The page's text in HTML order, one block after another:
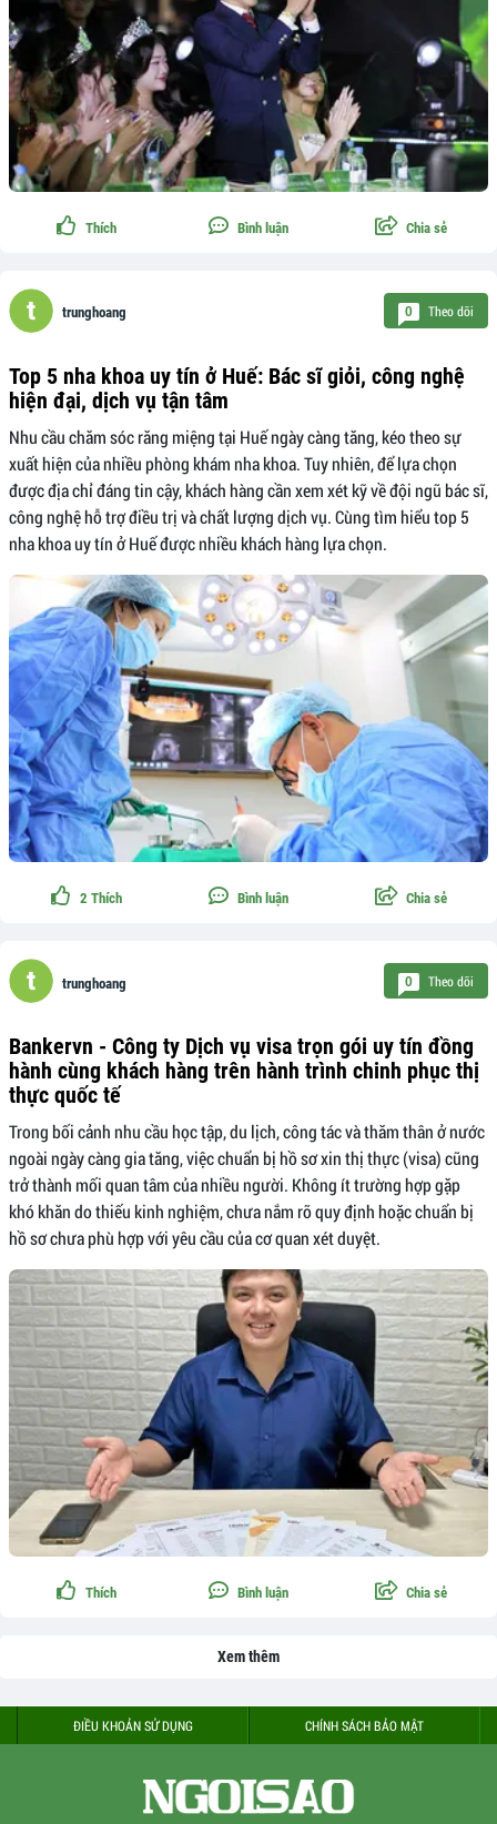
Thích Bình luận Chia sẻ
trunghoang 0 Theo dõi
Top 5 nha khoa uy tín ở Huế: Bác sĩ giỏi, công nghệ
hiện đại, dịch vụ tận tâm
Nhu cầu chăm sóc răng miệng tại Huế ngày càng tăng, kéo theo sự
xuất hiện của nhiều phòng khám nha khoa. Tuy nhiên, để lựa chọn
được địa chỉ đáng tin cậy, khách hàng cần xem xét kỹ về đội ngũ bác sĩ,
công nghệ hỗ trợ điều trị và chất lượng dịch vụ. Cùng tìm hiểu top 5
nha khoa uy tín ở Huế được nhiều khách hàng lựa chọn.
2 Thích Bình luận Chia sẻ
trunghoang 0 Theo dõi
Bankervn - Công ty Dịch vụ visa trọn gói uy tín đồng
hành cùng khách hàng trên hành trình chinh phục thị
thực quốc tế
Trong bối cảnh nhu cầu học tập, du lịch, công tác và thăm thân ở nước
ngoài ngày càng gia tăng, việc chuẩn bị hồ sơ xin thị thực (visa) cũng
trở thành mối quan tâm của nhiều người. Không ít trường hợp gặp
khó khăn do thiếu kinh nghiệm, chưa nắm rõ quy định hoặc chuẩn bị
hồ sơ chưa phù hợp với yêu cầu của cơ quan xét duyệt.
Thích Bình luận Chia sẻ
Xem thêm
ĐIỀU KHOẢN SỬ DỤNG CHÍNH SÁCH BẢO MẬT